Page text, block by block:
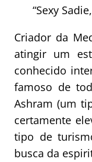
“Sexy
Criador da
atingir um
conhecido
famoso de
Ashram (um
certamente
tipo de
busca da